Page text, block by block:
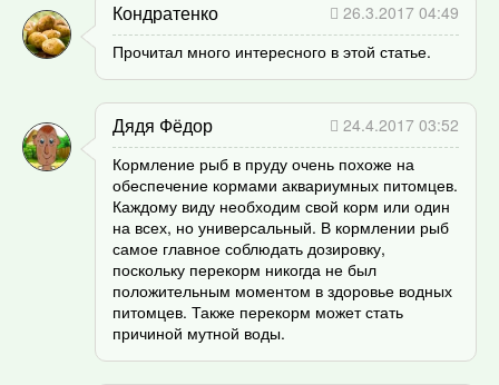
Кондратенко
26.3.2017 04:49
Прочитал много интересного в этой статье.
Дядя Фёдор
24.4.2017 03:52
Кормление рыб в пруду очень похоже на
обеспечение кормами аквариумных питомцев.
Каждому виду необходим свой корм или один
на всех, но универсальный. В кормлении рыб
самое главное соблюдать дозировку,
поскольку перекорм никогда не был
положительным моментом в здоровье водных
питомцев. Также перекорм может стать
причиной мутной воды.